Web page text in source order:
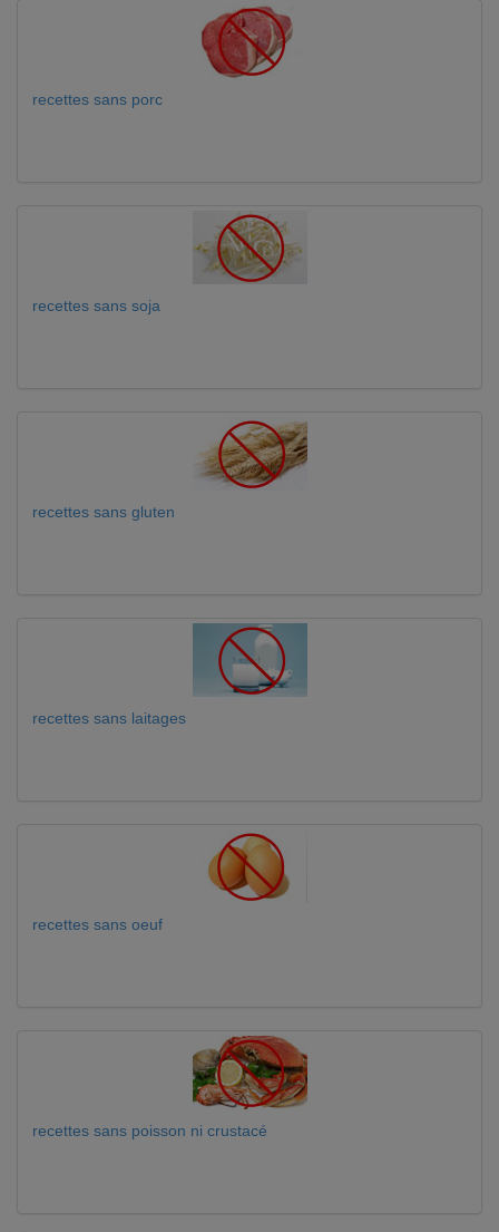
recettes sans porc
recettes sans soja
recettes sans gluten
recettes sans laitages
recettes sans oeuf
recettes sans poisson ni crustacé